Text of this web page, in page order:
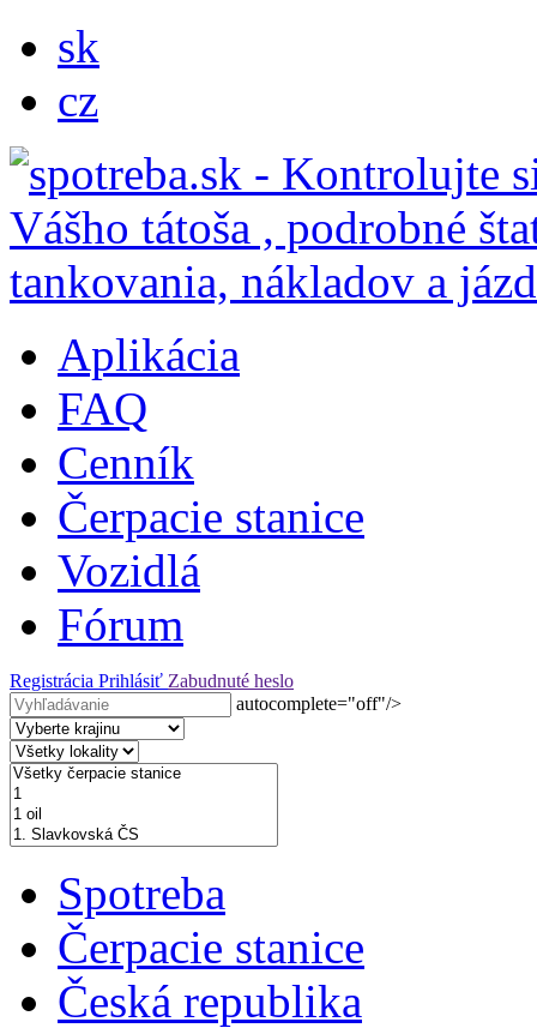
sk
cz
Aplikácia
FAQ
Cenník
Čerpacie stanice
Vozidlá
Fórum
Registrácia Prihlásiť Zabudnuté heslo
autocomplete="off"/>
Spotreba
Čerpacie stanice
Česká republika